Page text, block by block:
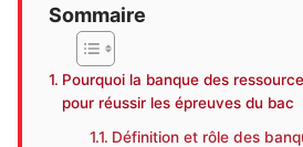
Sommaire
Pourquoi la banque des
pour réussir les épreuves du bac
Définition et rôle des